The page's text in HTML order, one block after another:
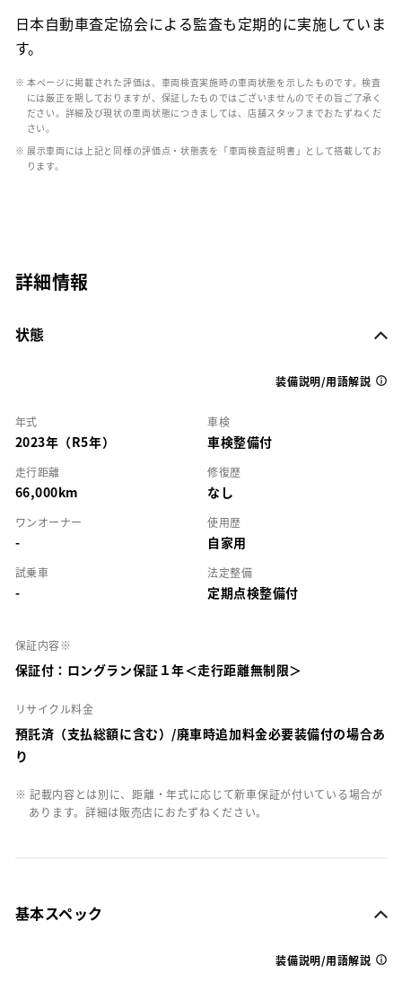
日本自動車査定協会による監査も定期的に実施していま
す。
※ 本ページに掲載された評価は、車両検査実施時の車両状態を示したものです。検査
には厳正を期しておりますが、保証したものではございませんのでその旨ご了承く
ださい。詳細及び現状の車両状態につきましては、店舗スタッフまでおたずねくだ
さい。
※ 展示車両には上記と同様の評価点・状態表を「車両検査証明書」として搭載してお
ります。
詳細情報
状態
装備説明/用語解説
年式
2023年（R5年）
車検
車検整備付
走行距離
66,000km
修復歴
なし
ワンオーナー
-
使用歴
自家用
試乗車
-
法定整備
定期点検整備付
保証内容※
保証付：ロングラン保証１年＜走行距離無制限＞
リサイクル料金
預託済（支払総額に含む）/廃車時追加料金必要装備付の場合あ
り
※ 記載内容とは別に、距離・年式に応じて新車保証が付いている場合が
あります。詳細は販売店におたずねください。
基本スペック
装備説明/用語解説